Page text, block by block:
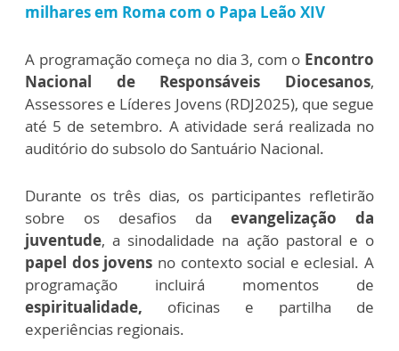
milhares em Roma com o Papa Leão XIV
A programação começa no dia 3, com o Encontro
Nacional de Responsáveis Diocesanos,
Assessores e Líderes Jovens (RDJ2025), que segue
até 5 de setembro. A atividade será realizada no
auditório do subsolo do Santuário Nacional.
Durante os três dias, os participantes refletirão
sobre os desafios da evangelização da
juventude, a sinodalidade na ação pastoral e o
papel dos jovens no contexto social e eclesial. A
programação incluirá momentos de
espiritualidade, oficinas e partilha de
experiências regionais.